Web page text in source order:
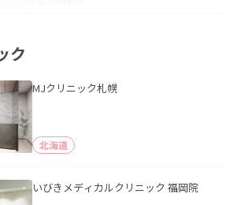
ク
MJクリニック札幌
北海道
いびきメディカルクリニック 福岡院